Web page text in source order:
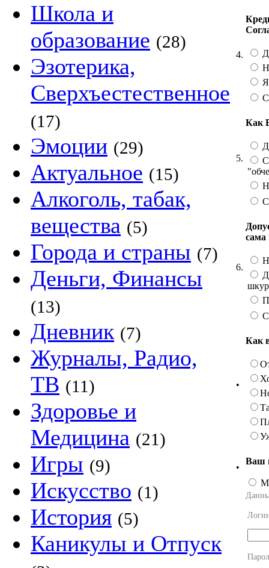
Школа и
образование (28)
Эзотерика,
Сверхъестественное
(17)
Эмоции (29)
Актуальное (15)
Алкоголь, табак,
вещества (5)
Города и страны (7)
Деньги, Финансы
(13)
Дневник (7)
Журналы, Радио,
ТВ (11)
Здоровье и
Медицина (21)
Игры (9)
Искусство (1)
История (5)
Каникулы и Отпуск
4.
5.
Как
6.
сама
•
Как
•
Ваш